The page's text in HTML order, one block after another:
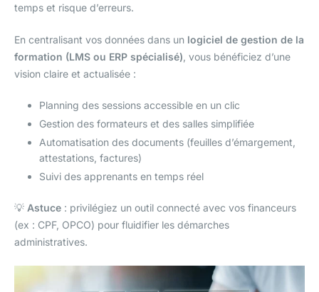
temps et risque d’erreurs.
En centralisant vos données dans un logiciel de gestion de la
formation (LMS ou ERP spécialisé) , vous bénéficiez d’une
vision claire et actualisée :
Planning des sessions accessible en un clic
Gestion des formateurs et des salles simplifiée
Automatisation des documents (feuilles d’émargement,
attestations, factures)
Suivi des apprenants en temps réel
💡 Astuce : privilégiez un outil connecté avec vos financeurs
(ex : CPF, OPCO) pour fluidifier les démarches
administratives.